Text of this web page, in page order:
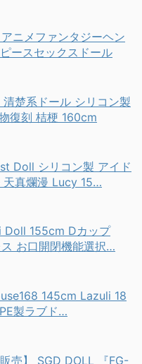
アニメファンタジーヘン
ースセックスドール
清楚系ドール シリコン製
復刻 桔梗 160cm
Doll シリコン製 アイド
天真爛漫 Lucy 15…
Doll 155cm Dカップ
お口開閉機能選択…
145cm Lazuli 18
製ラブド…
売】 SGD DOLL 『FG-